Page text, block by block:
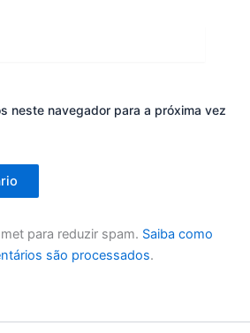
neste navegador para a próxima vez
para reduzir spam. Saiba como
são processados.